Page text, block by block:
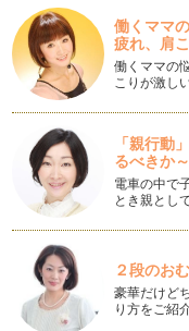
お砂場遊びをさせる
お砂場、どろんこ、水
これらは子どもの五感
読み聞かせをする！そ
当たり前のようなこと
やします。普段の会
読み聞かせをする！そ
読み聞かせはイメー
は絵本にかかれた絵や
おさんぽに行く！
おさんぽは、なぜいい
られるからです。 五…
働くママ
疲れ、肩
働くママの
こりが激し
「親行動
るべきか～
電車の中で
とき親とし
２段のお
豪華だけど
り方をご紹